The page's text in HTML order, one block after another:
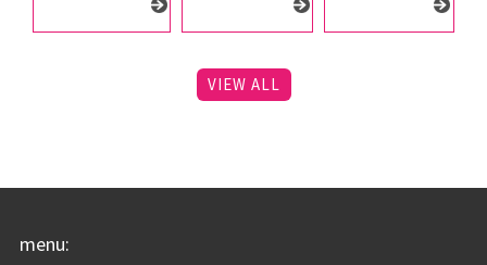
VIEW ALL
menu: